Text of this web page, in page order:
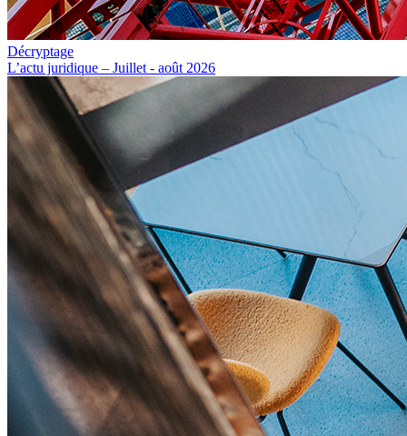
Décryptage
L’actu juridique – Juillet - août 2026